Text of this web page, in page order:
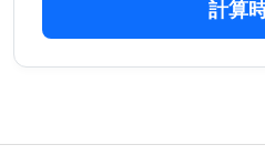
以前
計算